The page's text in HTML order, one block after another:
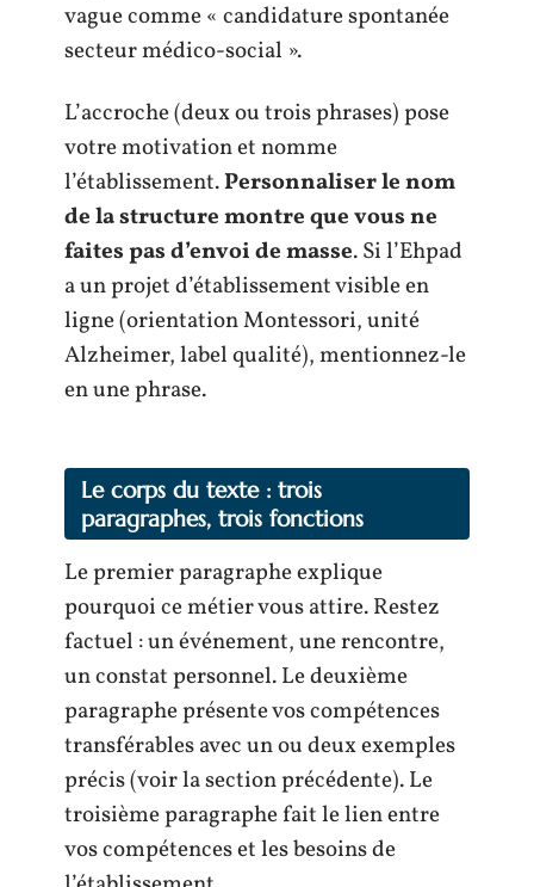
vague comme « candidature spontanée
secteur médico-social ».
L’accroche (deux ou trois phrases) pose
votre motivation et nomme
l’établissement.Personnaliser le nom
de la structure montre que vous ne
faites pas d’envoi de masse. Si l’Ehpad
a un projet d’établissement visible en
ligne (orientation Montessori, unité
Alzheimer, label qualité), mentionnez-le
en une phrase.
Le corps du texte : trois
paragraphes, trois fonctions
Le premier paragraphe explique
pourquoi ce métier vous attire. Restez
factuel : un événement, une rencontre,
un constat personnel. Le deuxième
paragraphe présente vos compétences
transférables avec un ou deux exemples
précis (voir la section précédente). Le
troisième paragraphe fait le lien entre
vos compétences et les besoins de